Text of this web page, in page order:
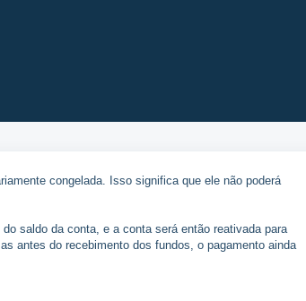
congelada. Isso significa que ele não poderá
saldo da conta, e a conta será então reativada para
antes do recebimento dos fundos, o pagamento ainda